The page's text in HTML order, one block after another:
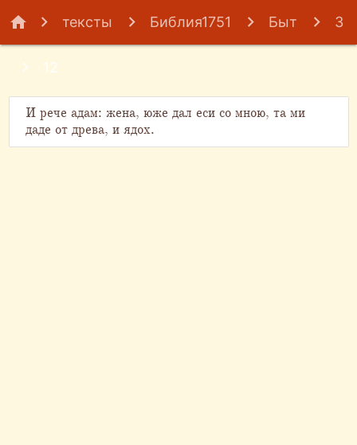
home тексты Библия1751 Быт 3
12
И рече адам: жена, юже дал еси со мною, та ми
даде от древа, и ядох.